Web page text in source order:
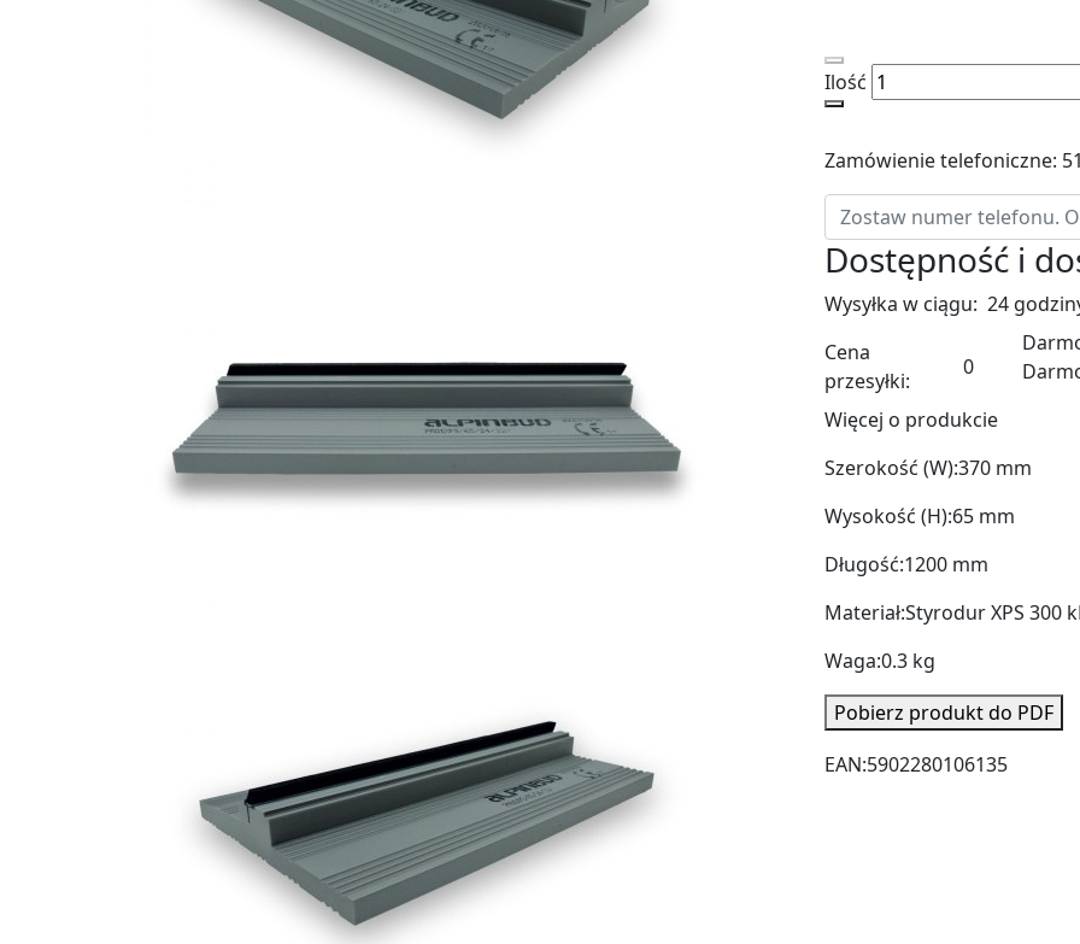
Ilość
Zamówienie telefoniczne:
Dostępność i
Wysyłka w ciągu: 24
Cena
przesyłki:
0
Więcej o produkcie
Szerokość (W):370 mm
Wysokość (H):65 mm
Długość:1200 mm
Materiał:Styrodur XPS 300
Waga:0.3 kg
Pobierz produkt do PDF
EAN:5902280106135